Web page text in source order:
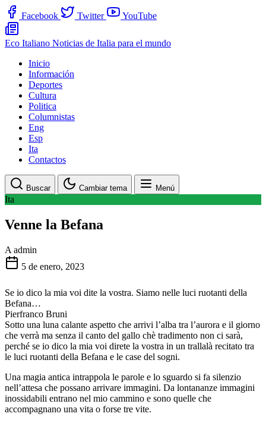
Facebook Twitter YouTube
Eco Italiano Noticias de Italia para el mundo
Inicio
Información
Deportes
Cultura
Politica
Columnistas
Eng
Esp
Ita
Contactos
Buscar Cambiar tema Menú
Ita
Venne la Befana
A admin
5 de enero, 2023
Se io dico la mia voi dite la vostra. Siamo nelle luci ruotanti della
Befana…
Pierfranco Bruni
Sotto una luna calante aspetto che arrivi l’alba tra l’aurora e il giorno
che verrà ma senza il canto del gallo chè tradimento non ci sarà,
perché se io dico la mia voi direte la vostra in un trallalà recitato tra
le luci ruotanti della Befana e le case del sogni.
Una magia antica intrappola le parole e lo sguardo si fa silenzio
nell’attesa che possano arrivare immagini. Da lontananze immagini
inossidabili entrano nel mio cammino e sono quelle che
accompagnano una vita o forse tre vite.